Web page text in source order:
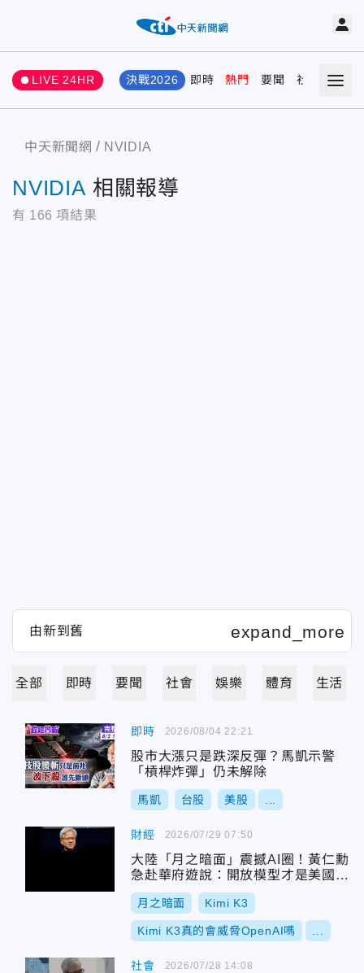
LIVE 24HR 決戰2026 即時 熱門 要聞 社會 娛樂
中天新聞網 NVIDIA
NVIDIA 相關報導
有 166 項結果
全部 即時 要聞 社會 娛樂 體育 生活
即時
股市大漲只是跌深反彈？馬凱示警
「槓桿炸彈」仍未解除
馬凱 台股 美股
2026/08/04 22:21
財經
大陸「月之暗面」震撼AI圈！黃仁勳
急赴華府遊說：開放模型才是美國優
勢
月之暗面 Kimi K3
Kimi K3真的會威脅OpenAI嗎
2026/07/29 07:50
社會 2026/07/28 14:08